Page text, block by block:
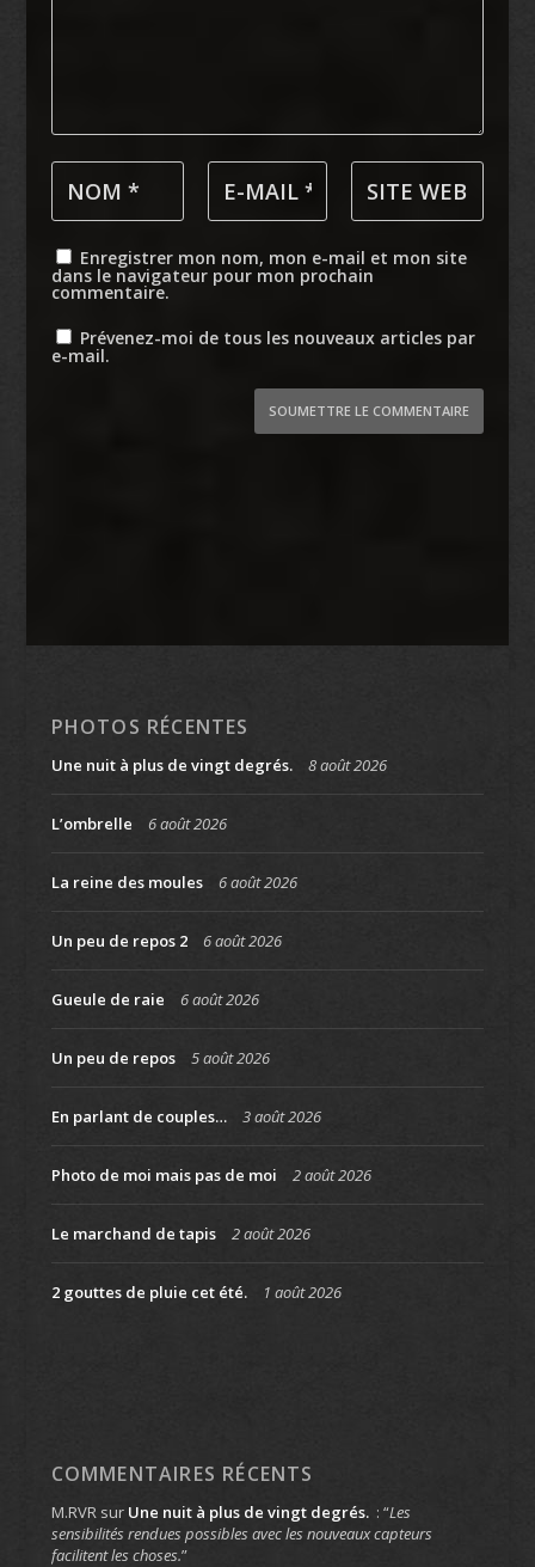
Enregistrer mon nom, mon e-mail et mon site
dans le navigateur pour mon prochain
commentaire.
Prévenez-moi de tous les nouveaux articles par
e-mail.
SOUMETTRE LE COMMENTAIRE
PHOTOS RÉCENTES
Une nuit à plus de vingt degrés. 8 août 2026
L’ombrelle 6 août 2026
La reine des moules 6 août 2026
Un peu de repos 2 6 août 2026
Gueule de raie 6 août 2026
Un peu de repos 5 août 2026
En parlant de couples… 3 août 2026
Photo de moi mais pas de moi 2 août 2026
Le marchand de tapis 2 août 2026
2 gouttes de pluie cet été. 1 août 2026
COMMENTAIRES RÉCENTS
M.RVRsur Une nuit à plus de vingt degrés. : “Les
sensibilités rendues possibles avec les nouveaux capteurs
facilitent les choses.”